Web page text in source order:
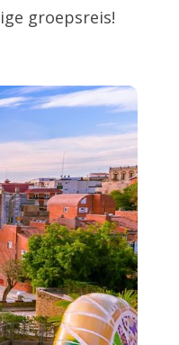
groepsreis!